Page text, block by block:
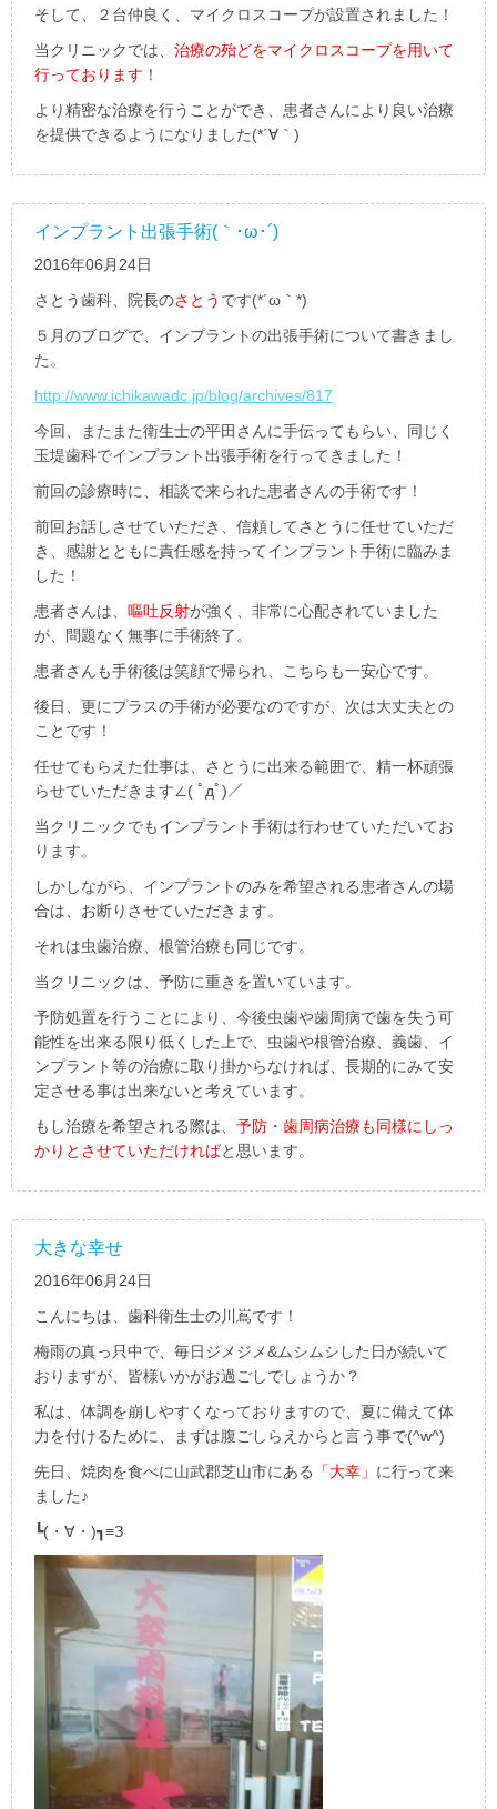
そして、２台仲良く、マイクロスコープが設置されました！
当クリニックでは、 治療の殆どをマイクロスコープを用いて
行っております ！
より精密な治療を行うことができ、患者さんにより良い治療
を提供できるようになりました(*´∀｀)
インプラント出張手術(｀･ω･´)ゞ
2016年06月24日
さとう歯科、院長のさとう です(*´ω｀*)
５月のブログで、インプラントの出張手術について書きまし
た。
http://www.ichikawadc.jp/blog/archives/817
今回、またまた衛生士の平田さんに手伝ってもらい、同じく
玉堤歯科でインプラント出張手術を行ってきました！
前回の診療時に、相談で来られた患者さんの手術です！
前回お話しさせていただき、信頼してさとうに任せていただ
き、感謝とともに責任感を持ってインプラント手術に臨みま
した！
患者さんは、 嘔吐反射が強く、非常に心配されていました
が、問題なく無事に手術終了。
患者さんも手術後は笑顔で帰られ、こちらも一安心です。
後日、更にプラスの手術が必要なのですが、次は大丈夫との
ことです！
任せてもらえた仕事は、さとうに出来る範囲で、精一杯頑張
らせていただきます∠( ﾟдﾟ)／
当クリニックでもインプラント手術は行わせていただいてお
ります。
しかしながら、インプラントのみを希望される患者さんの場
合は、お断りさせていただきます。
それは虫歯治療、根管治療も同じです。
当クリニックは、予防に重きを置いています。
予防処置を行うことにより、今後虫歯や歯周病で歯を失う可
能性を出来る限り低くした上で、虫歯や根管治療、義歯、イ
ンプラント等の治療に取り掛からなければ、長期的にみて安
定させる事は出来ないと考えています。
もし治療を希望される際は、 予防・歯周病治療も同様にしっ
かりとさせていただければと思います。
大きな幸せ
2016年06月24日
こんにちは、歯科衛生士の川嶌です！
梅雨の真っ只中で、毎日ジメジメ&ムシムシした日が続いて
おりますが、皆様いかがお過ごしでしょうか？
私は、体調を崩しやすくなっておりますので、夏に備えて体
力を付けるために、まずは腹ごしらえからと言う事で(^w^)
先日、焼肉を食べに山武郡芝山市にある
「大幸」 に行って来
ました♪
┗(・∀・)┓≡З